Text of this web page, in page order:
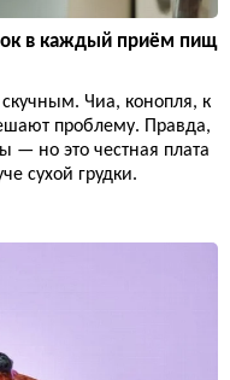
в каждый приём пищ
Чиа, конопля, к
проблему. Правда,
— но это честная плата
сухой грудки.